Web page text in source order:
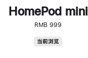
HomePod mini
RMB 999
当前浏览